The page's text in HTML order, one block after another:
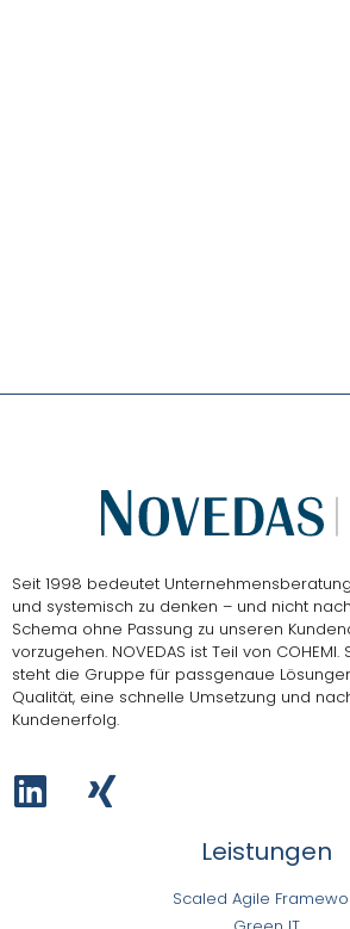
Seit 1998 bedeutet
und systemisch zu denken – und nicht
Schema ohne Passung zu unseren
vorzugehen. NOVEDAS ist Teil von COHEMI.
steht die Gruppe für passgenaue
Qualität, eine schnelle Umsetzung und
Kundenerfolg.
Leistungen
Scaled Agile